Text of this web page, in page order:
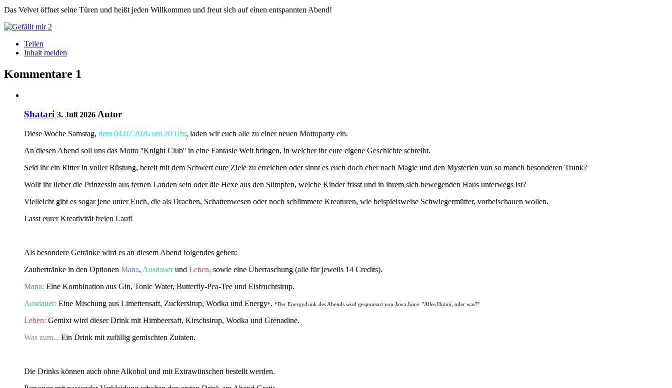
Das Velvet öffnet seine Türen und heißt jeden Willkommen und freut sich auf einen entspannten Abend!
2
Teilen
Inhalt melden
Kommentare 1
Shatari 3. Juli 2026 Autor
Diese Woche Samstag, dem 04.07.2026 um 20 Uhr, laden wir euch alle zu einer neuen Mottoparty ein.
An diesen Abend soll uns das Motto ''Knight Club'' in eine Fantasie Welt bringen, in welcher ihr eure eigene Geschichte schreibt.
Seid ihr ein Ritter in voller Rüstung, bereit mit dem Schwert eure Ziele zu erreichen oder sinnt es euch doch eher nach Magie und den Mysterien von so manch besonderen Trunk?
Wollt ihr lieber die Prinzessin aus fernen Landen sein oder die Hexe aus den Sümpfen, welche Kinder frisst und in ihrem sich bewegenden Haus unterwegs ist?
Vielleicht gibt es sogar jene unter Euch, die als Drachen, Schattenwesen oder noch schlimmere Kreaturen, wie beispielsweise Schwiegermütter, vorbeischauen wollen.
Lasst eurer Kreativität freien Lauf!
Als besondere Getränke wird es an diesem Abend folgendes geben:
Zaubertränke in den Optionen Mana, Ausdauerund Leben, sowie eine Überraschung (alle für jeweils 14 Credits).
Mana: Eine Kombination aus Gin, Tonic Water, Butterfly-Pea-Tee und Eisfruchtsirup.
Ausdauer: Eine Mischung aus Limettensaft, Zuckersirup, Wodka und Energy*. *Der Energydrink des Abends wird gesponsort von Jawa Juice. ''Alles Hutini, oder was?''
Leben: Gemixt wird dieser Drink mit Himbeersaft, Kirschsirup, Wodka und Grenadine.
Was zum... Ein Drink mit zufällig gemischten Zutaten.
Die Drinks können auch ohne Alkohol und mit Extrawünschen bestellt werden.